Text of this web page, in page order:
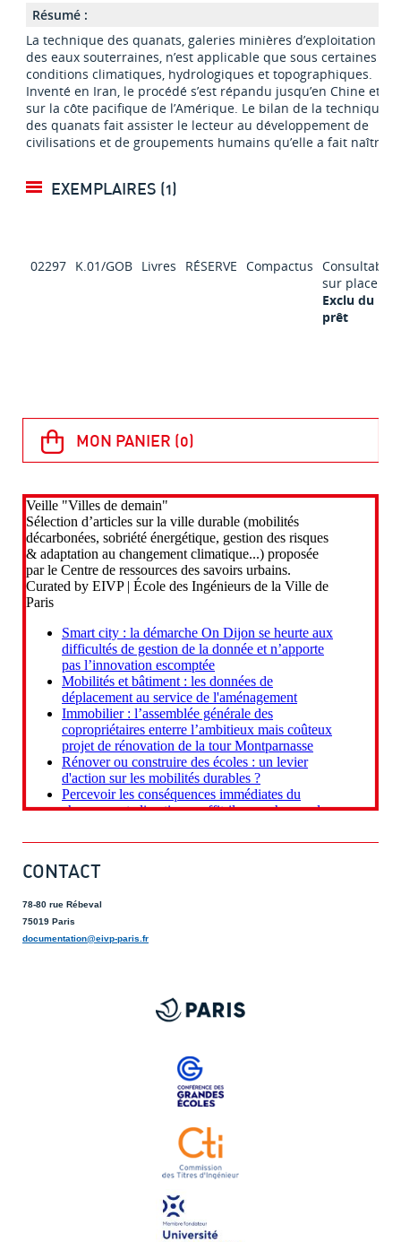
Résumé :
La technique des quanats, galeries minières d’exploitation
des eaux souterraines, n’est applicable que sous certaines
conditions climatiques, hydrologiques et topographiques.
Inventé en Iran, le procédé s’est répandu jusqu’en Chine et
sur la côte pacifique de l’Amérique. Le bilan de la technique
des quanats fait assister le lecteur au développement de
civilisations et de groupements humains qu’elle a fait naître.
EXEMPLAIRES (1)
02297 K.01/GOB Livres RÉSERVE Compactus Consultable
sur place
Exclu du
prêt
CONTACT
78-80 rue Rébeval
75019 Paris
documentation@eivp-paris.fr